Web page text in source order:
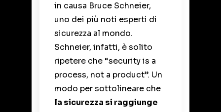
in causa Bruce Schneier,
uno dei più noti esperti di
sicurezza al mondo.
Schneier, infatti, è solito
ripetere che “security is a
process, not a product”. Un
modo per sottolineare che
la sicurezza si raggiunge